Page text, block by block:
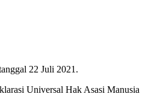
22 Juli 2021.
Universal Hak Asasi Manusia